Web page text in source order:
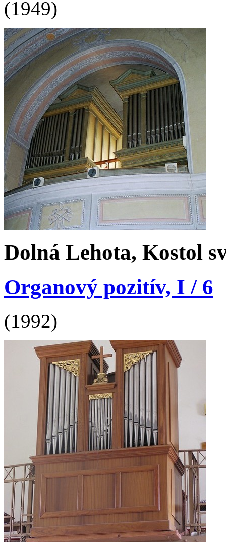
(1949)
Dolná Lehota, Kostol
Organový pozitív, I / 6
(1992)